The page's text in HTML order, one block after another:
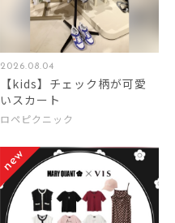
2026.08.04
【kids】チェック柄が可愛
いスカート
ロペピクニック